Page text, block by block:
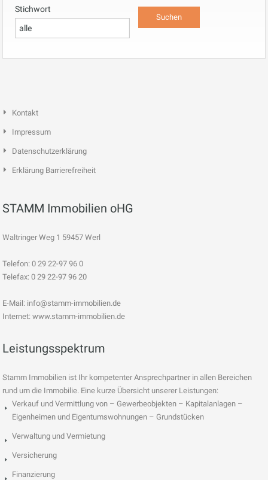
Stichwort
Kontakt
Impressum
Datenschutzerklärung
Erklärung Barrierefreiheit
STAMM Immobilien oHG
Waltringer Weg 1 59457 Werl
Telefon: 0 29 22-97 96 0
Telefax: 0 29 22-97 96 20
E-Mail: info@stamm-immobilien.de
Internet: www.stamm-immobilien.de
Leistungsspektrum
Stamm Immobilien ist Ihr kompetenter Ansprechpartner in allen Bereichen
rund um die Immobilie. Eine kurze Übersicht unserer Leistungen:
Verkauf und Vermittlung von – Gewerbeobjekten – Kapitalanlagen –
Eigenheimen und Eigentumswohnungen – Grundstücken
Verwaltung und Vermietung
Versicherung
Finanzierung